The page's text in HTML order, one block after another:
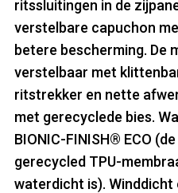
ritssluitingen in de
verstelbare capuchon
betere bescherming. De
verstelbaar met
ritstrekker en nette
met gerecyclede bies.
BIONIC-FINISH® ECO
gerecycled TPU-
waterdicht is). Winddicht